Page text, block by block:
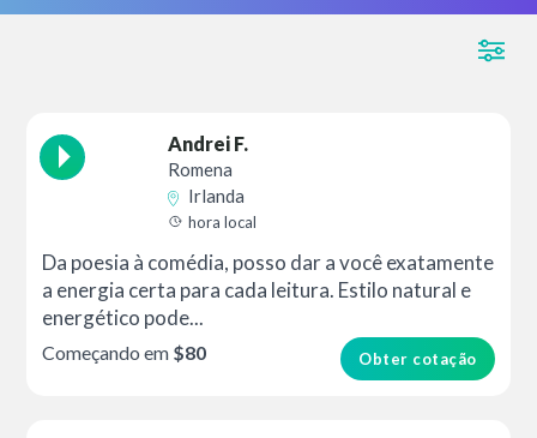
Andrei F.
Romena
Irlanda
hora local
Da poesia à comédia, posso dar a você exatamente
a energia certa para cada leitura. Estilo natural e
energético pode...
Obter cotação
Começando em $80